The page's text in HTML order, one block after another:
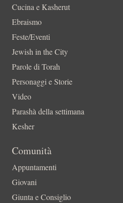
Cucina e Kasherut
Ebraismo
Feste/Eventi
Jewish in the City
Parole di Torah
Personaggi e Storie
Video
Parashà della settimana
Kesher
Comunità
Appuntamenti
Giovani
Giunta e Consiglio